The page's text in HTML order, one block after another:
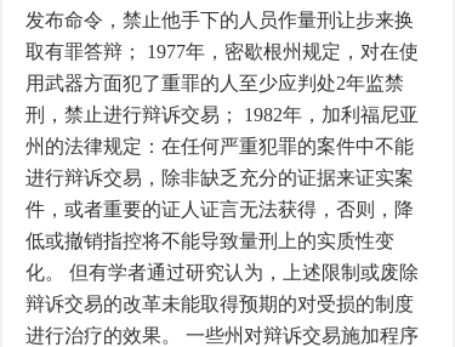
发布命令，禁止他手下的人员作量刑让步来换
取有罪答辩； 1977年，密歇根州规定，对在使
用武器方面犯了重罪的人至少应判处2年监禁
刑，禁止进行辩诉交易； 1982年，加利福尼亚
州的法律规定：在任何严重犯罪的案件中不能
进行辩诉交易，除非缺乏充分的证据来证实案
件，或者重要的证人证言无法获得，否则，降
低或撤销指控将不能导致量刑上的实质性变
化。 但有学者通过研究认为，上述限制或废除
辩诉交易的改革未能取得预期的对受损的制度
进行治疗的效果。 一些州对辩诉交易施加程序